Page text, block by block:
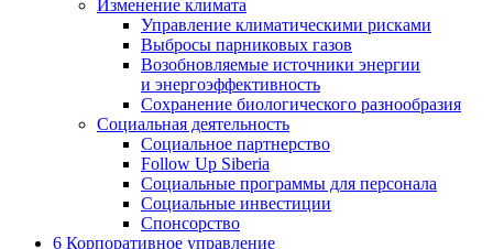
Изменение климата
Управление климатическими рисками
Выбросы парниковых газов
Возобновляемые источники энергии
и энергоэффективность
Сохранение биологического разнообразия
Социальная деятельность
Социальное партнерство
Follow Up Siberia
Социальные программы для персонала
Социальные инвестиции
Спонсорство
6 Корпоративное управление